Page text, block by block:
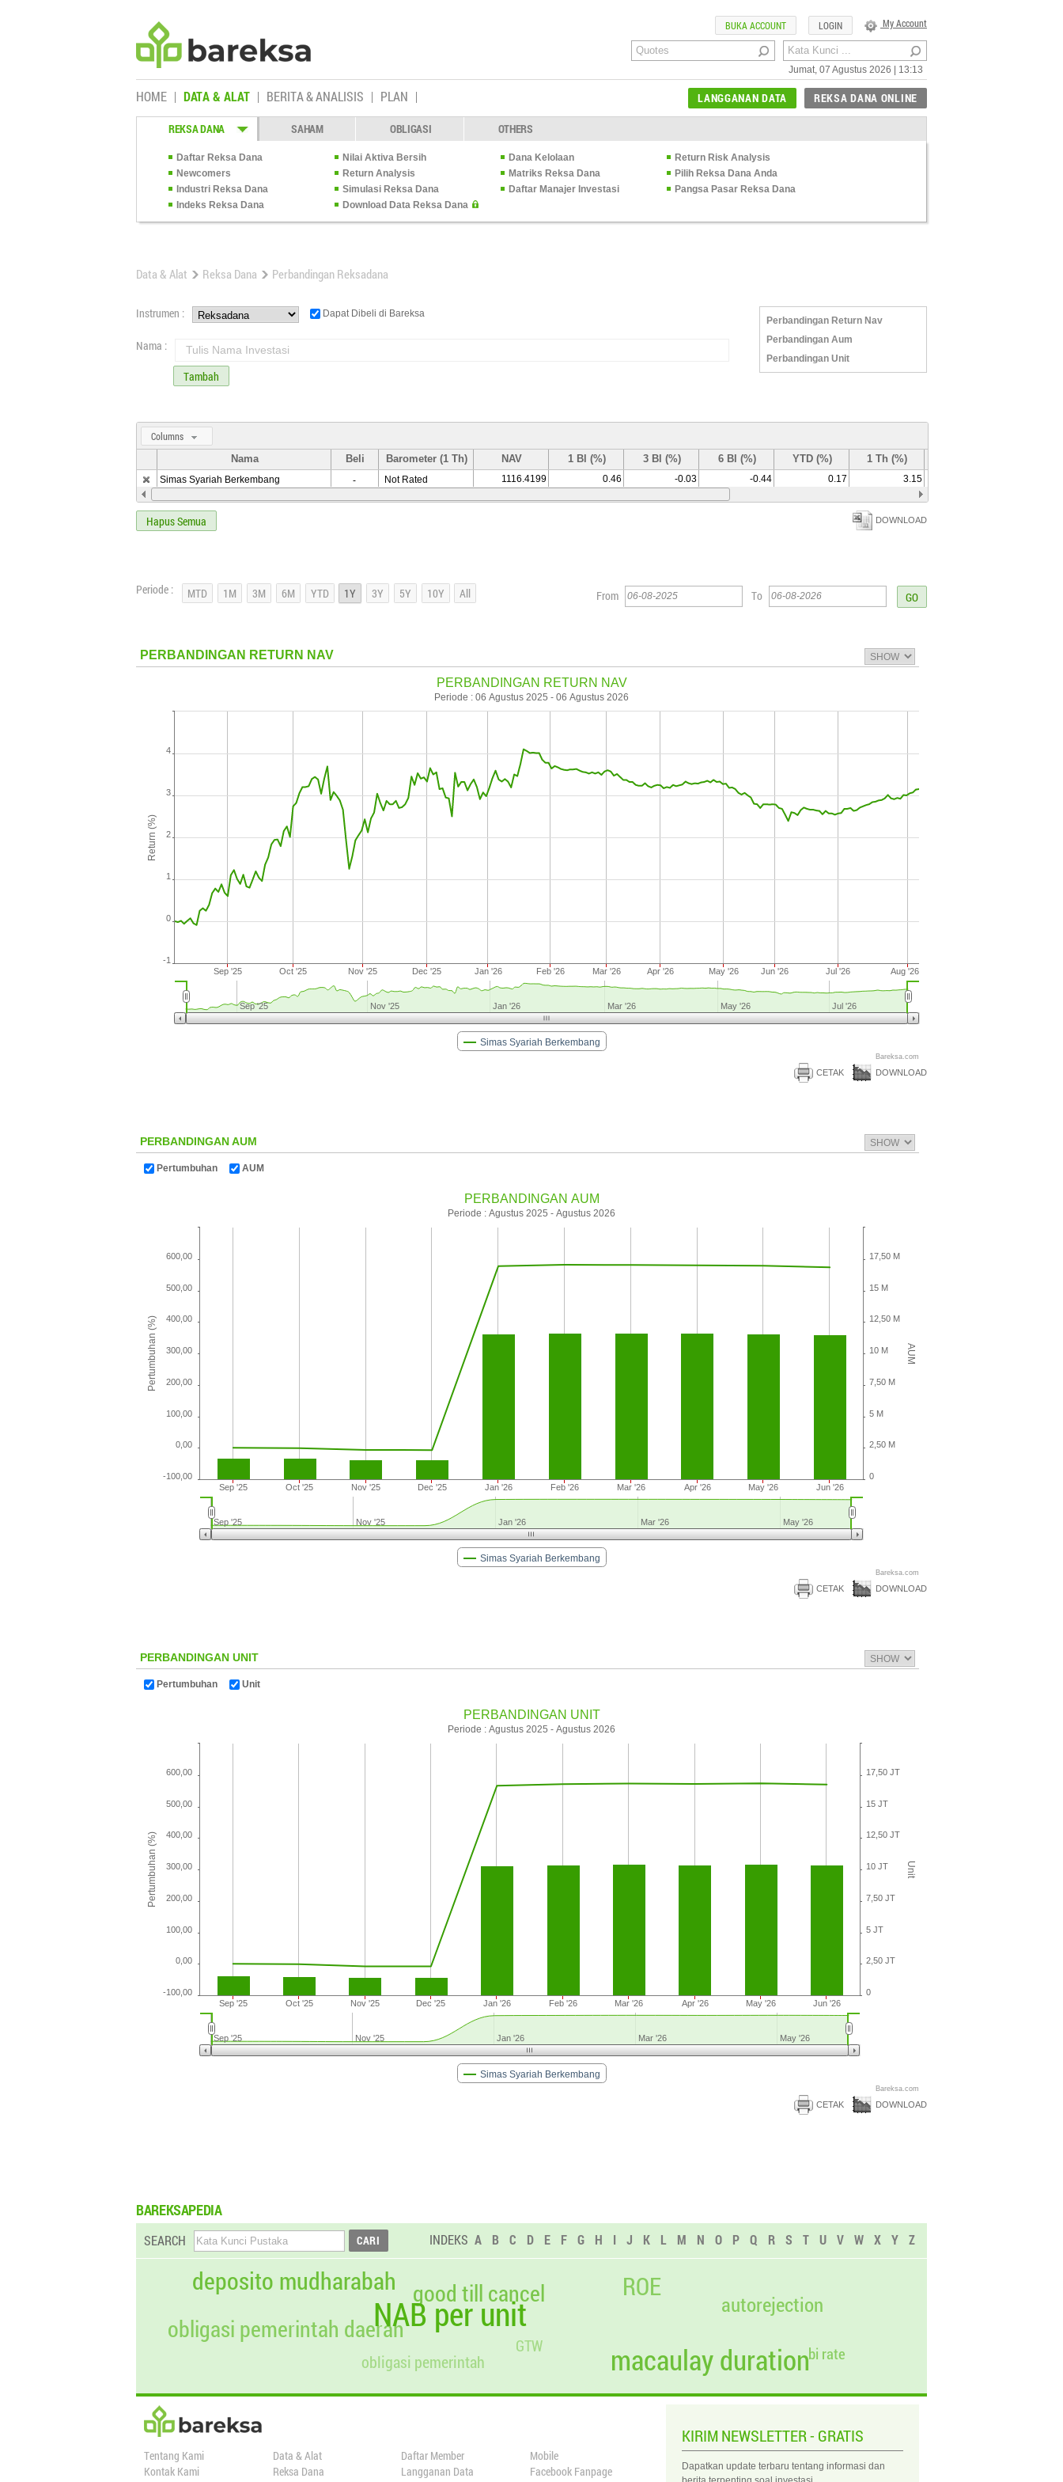
Jumat, 07 Agustus 2026 | 13:13
My Account
LOGIN
BUKA ACCOUNT
HOME DATA & ALAT BERITA & ANALISIS PLAN REKSA DANA ONLINE
LANGGANAN DATA
REKSA DANA SAHAM OBLIGASI OTHERS
Daftar Reksa Dana Nilai Aktiva Bersih Dana Kelolaan
Return Risk Analysis
Newcomers
Return Analysis Matriks Reksa Dana
Pilih Reksa Dana Anda
Industri Reksa Dana
Simulasi Reksa Dana Daftar Manajer Investasi
Pangsa Pasar Reksa Dana
Indeks Reksa Dana
Download Data Reksa Dana
Data & Alat Reksa Dana Perbandingan Reksadana
Instrumen : Dapat Dibeli di Bareksa
Nama : Tulis Nama Investasi
Tambah
Perbandingan Return Nav
Perbandingan Aum
Perbandingan Unit
Columns
Nama Beli Barometer (1 Th) NAV 1 Bl (%) 3 Bl (%) 6 Bl (%) YTD (%) 1 Th (%)
Simas Syariah Berkembang - Not Rated 1116.4199 0.46 -0.03 -0.44 0.17 3.15
Hapus Semua DOWNLOAD
Periode : From To
PERBANDINGAN RETURN NAV
Return (%)
PERBANDINGAN RETURN NAV
Periode : 06 Agustus 2025 - 06 Agustus 2026
Simas Syariah Berkembang
Sep '25 Oct '25 Nov '25 Dec '25 Jan '26 Feb '26 Mar '26 Apr '26 May '26 Jun '26 Jul '26 Aug '26
0
1
2
3
4
-1
Sep '25 Nov '25 Jan '26 Mar '26 May '26 Jul '26
Bareksa.com
CETAK DOWNLOAD
PERBANDINGAN AUM
Pertumbuhan AUM
Pertumbuhan (%) AUM
PERBANDINGAN AUM
Periode : Agustus 2025 - Agustus 2026
Simas Syariah Berkembang
Sep '25 Oct '25 Nov '25 Dec '25 Jan '26 Feb '26 Mar '26 Apr '26 May '26 Jun '26
-100,00
0,00
100,00
200,00
300,00
400,00
500,00
600,00
0
10 M
2,50 M
5 M
7,50 M
12,50 M
15 M
17,50 M
Sep '25 Nov '25 Jan '26 Mar '26 May '26
Bareksa.com
CETAK DOWNLOAD
PERBANDINGAN UNIT
Pertumbuhan Unit
Pertumbuhan (%) Unit
PERBANDINGAN UNIT
Periode : Agustus 2025 - Agustus 2026
Simas Syariah Berkembang
Sep '25 Oct '25 Nov '25 Dec '25 Jan '26 Feb '26 Mar '26 Apr '26 May '26 Jun '26
-100,00
0,00
100,00
200,00
300,00
400,00
500,00
600,00
0
10 JT
2,50 JT
5 JT
7,50 JT
12,50 JT
15 JT
17,50 JT
Sep '25 Nov '25 Jan '26 Mar '26 May '26
Bareksa.com
CETAK DOWNLOAD
BAREKSAPEDIA
SEARCH INDEKS A B C D E F G H I J K L M N O P Q R S T U V W X Y Z
NAB per unit
deposito mudharabah
obligasi pemerintah
obligasi pemerintah daerah
good till cancel
GTW macaulay duration
ROE
autorejection
bi rate
Tentang Kami
Kontak Kami
Data & Alat
Reksa Dana
Daftar Member
Langganan Data
Mobile
Facebook Fanpage
KIRIM NEWSLETTER - GRATIS
Dapatkan update terbaru tentang informasi dan